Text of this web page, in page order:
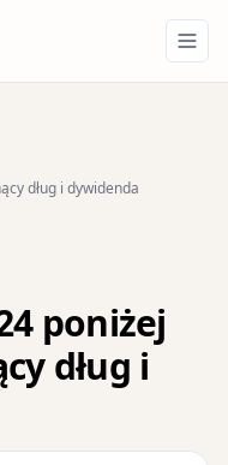
dług i dywidenda
poniżej
dług i